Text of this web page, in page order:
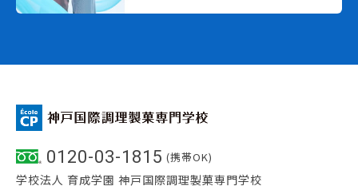
0120-03-1815 (携帯OK)
学校法人 育成学園 神戸国際調理製菓専門学校